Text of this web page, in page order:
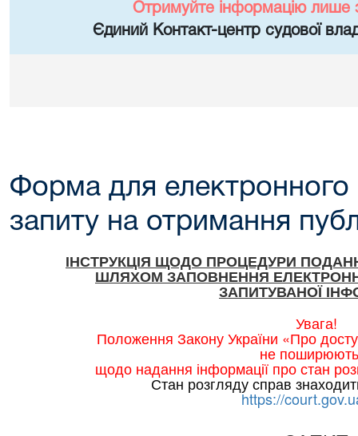
Отримуйте інформацію лише
Єдиний Контакт-центр судової
Форма для електронного
запиту на отримання